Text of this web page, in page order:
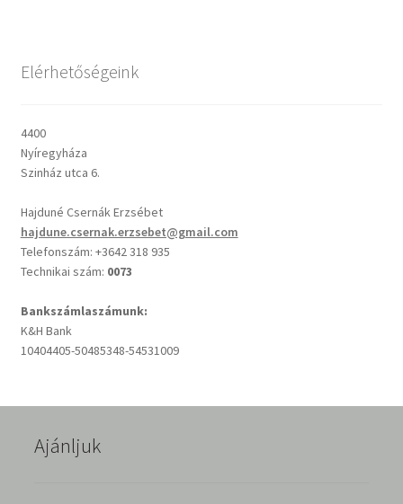
Napi Ige: Evangélikus bibliaolvasó Útmutató
Mindennapi kenyerünk
Bemutatkozás
Elérhetőségeink
4400
Nyíregyháza
Szinház utca 6.
Hajduné Csernák Erzsébet
hajdune.csernak.erzsebet@gmail.com
Telefonszám: +3642 318 935
Technikai szám: 0073
Bankszámlaszámunk:
K&H Bank
10404405-50485348-54531009
Ajánljuk